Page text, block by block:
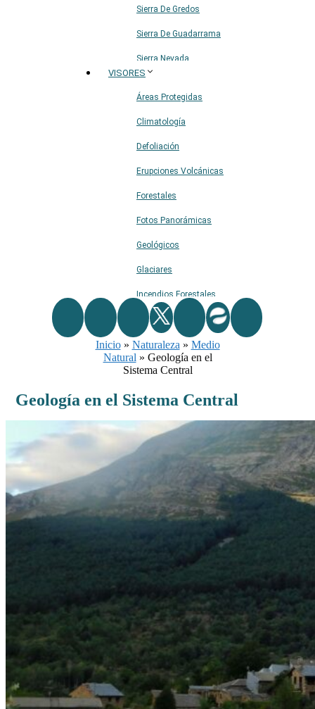
Sierra De Gredos
Sierra De Guadarrama
Sierra Nevada
VISORES
Áreas Protegidas
Climatología
Defoliación
Erupciones Volcánicas
Forestales
Fotos Panorámicas
Geológicos
Glaciares
Incendios Forestales
Naturaleza
Ríos
Rutas De Montaña
Vértices Geodésicos
Inicio» Naturaleza » Medio
Natural » Geología en el
Sistema Central
Geología en el Sistema Central